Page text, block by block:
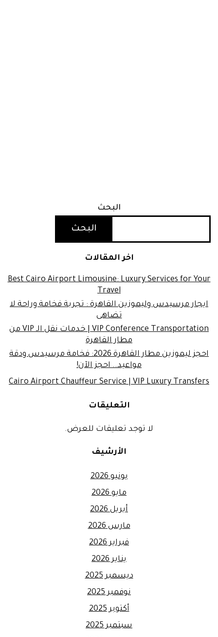
البحث
البحث
اخر المقالات
Best Cairo Airport Limousine: Luxury Services for Your
Travel
ايجار مرسيدس وليموزين القاهرة : تجربة فخامة وراحة لا
تضاهى
VIP Conference Transportation | خدمات نقل الـ VIP من
مطار القاهرة
احجز ليموزين مطار القاهرة 2026: فخامة مرسيدس ودقة
مواعيد.. احجز الآن!
Cairo Airport Chauffeur Service | VIP Luxury Transfers
التعليقات
لا توجد تعليقات للعرض.
الأرشيف
يونيو 2026
مايو 2026
أبريل 2026
مارس 2026
فبراير 2026
يناير 2026
ديسمبر 2025
نوفمبر 2025
أكتوبر 2025
سبتمبر 2025